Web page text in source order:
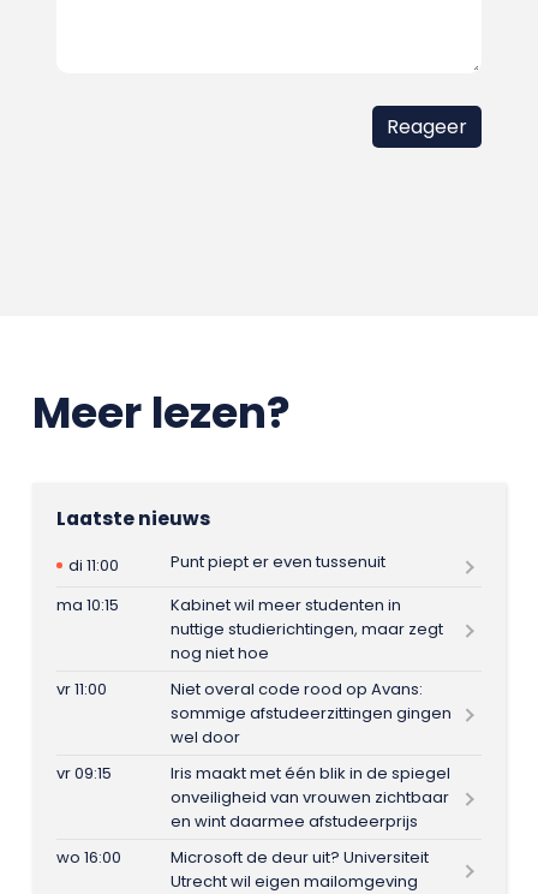
Meer lezen?
Laatste nieuws
di 11:00
Punt piept er even tussenuit
ma 10:15
Kabinet wil meer studenten in
nuttige studierichtingen, maar zegt
nog niet hoe
vr 11:00
Niet overal code rood op Avans:
sommige afstudeerzittingen gingen
wel door
vr 09:15
Iris maakt met één blik in de spiegel
onveiligheid van vrouwen zichtbaar
en wint daarmee afstudeerprijs
wo 16:00
Microsoft de deur uit? Universiteit
Utrecht wil eigen mailomgeving